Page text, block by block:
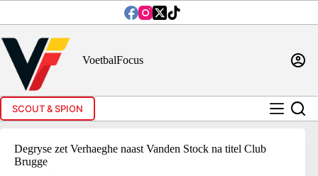
inhoud
VoetbalFocus
SCOUT & SPION
Degryse zet Verhaeghe naast Vanden Stock na titel Club
Brugge